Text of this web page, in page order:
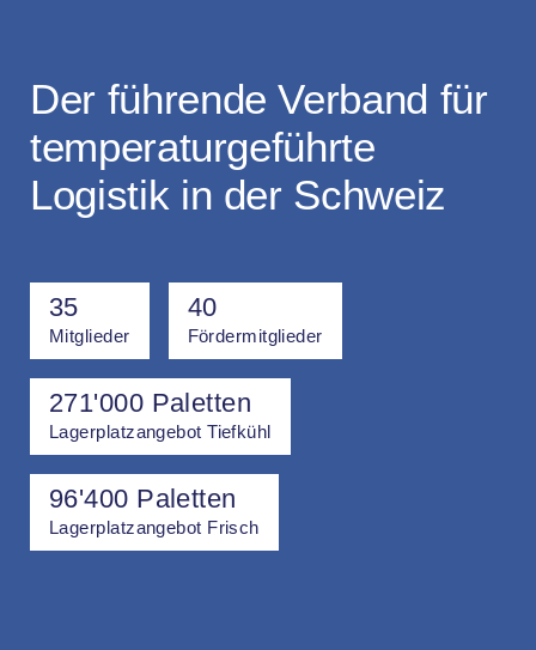
Der führende Verband für
temperatur­geführte
Logistik in der Schweiz
35
Mitglieder
40
Fördermitglieder
271'000 Paletten
Lagerplatzangebot Tiefkühl
96'400 Paletten
Lagerplatzangebot Frisch